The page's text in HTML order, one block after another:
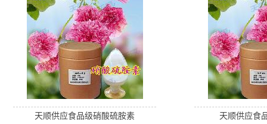
天顺供应食品级硝酸硫胺素 天顺供应食